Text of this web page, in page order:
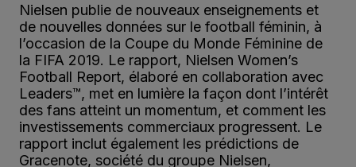
Nielsen publie de nouveaux enseignements et
de nouvelles données sur le football féminin, à
l’occasion de la Coupe du Monde Féminine de
la FIFA 2019. Le rapport, Nielsen Women’s
Football Report, élaboré en collaboration avec
Leaders™, met en lumière la façon dont l’intérêt
des fans atteint un momentum, et comment les
investissements commerciaux progressent. Le
rapport inclut également les prédictions de
Gracenote, société du groupe Nielsen,